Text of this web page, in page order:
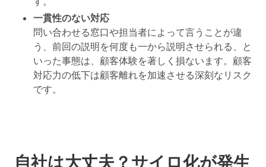
一貫性のない対応
問い合わせる窓口や担当者によって言うことが違
う、前回の説明を何度も一から説明させられる、と
いった事態は、顧客体験を著しく損ないます。顧客
対応力の低下は顧客離れを加速させる深刻なリスク
です。
自社は大丈夫？サイロ化が発生